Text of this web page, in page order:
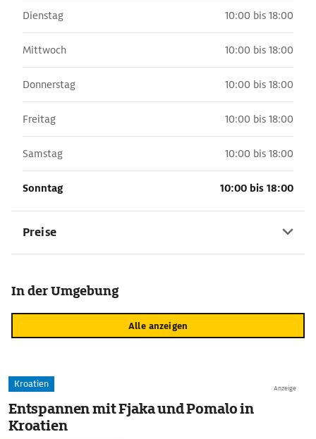
Dienstag 10:00 bis 18:00
Mittwoch 10:00 bis 18:00
Donnerstag 10:00 bis 18:00
Freitag 10:00 bis 18:00
Samstag 10:00 bis 18:00
Sonntag 10:00 bis 18:00
Preise
In der Umgebung
Alle anzeigen
Anzeige
Kroatien
Entspannen mit Fjaka und Pomalo in
Kroatien